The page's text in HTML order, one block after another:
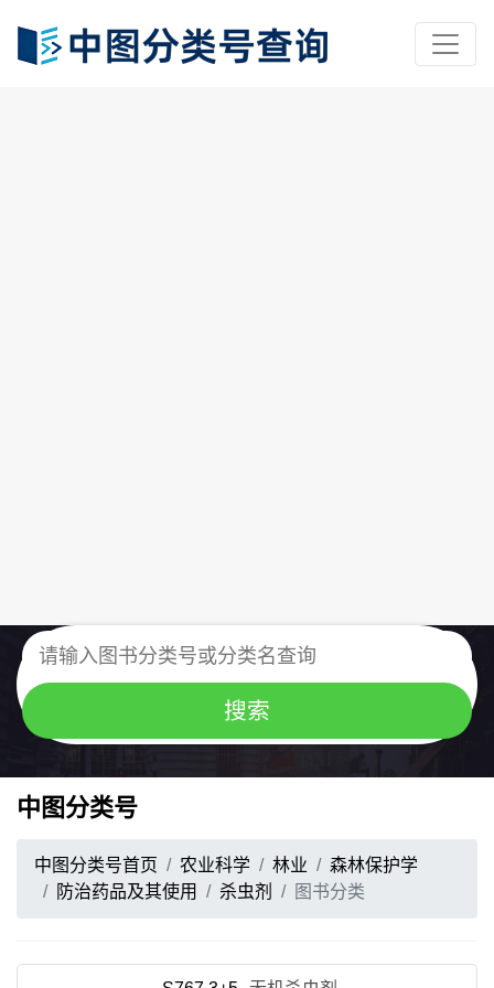
中图分类号
中图分类号首页 农业科学 林业
森林保护学
防治药品及其使用
杀虫剂 图书分类